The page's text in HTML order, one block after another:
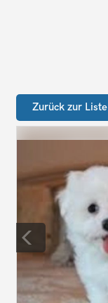
Zurück zur Liste